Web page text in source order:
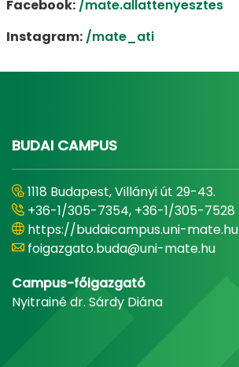
Facebook: /mate.allattenyesztes
Instagram: /mate_ati
BUDAI CAMPUS
1118 Budapest, Villányi út 29-43.
+36-1/305-7354, +36-1/305-7528
https://budaicampus.uni-mate.hu
foigazgato.buda@uni-mate.hu
Campus-főigazgató
Nyitrainé dr. Sárdy Diána